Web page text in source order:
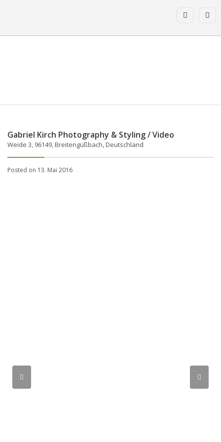
Gabriel Kirch Photography & Styling / Video
Weide 3, 96149, Breitengüßbach, Deutschland
Posted on 13. Mai 2016